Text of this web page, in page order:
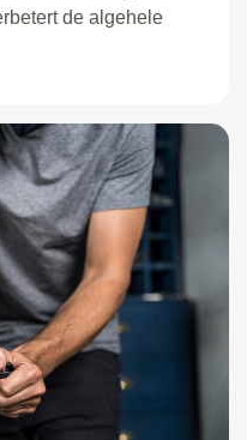
de algehele